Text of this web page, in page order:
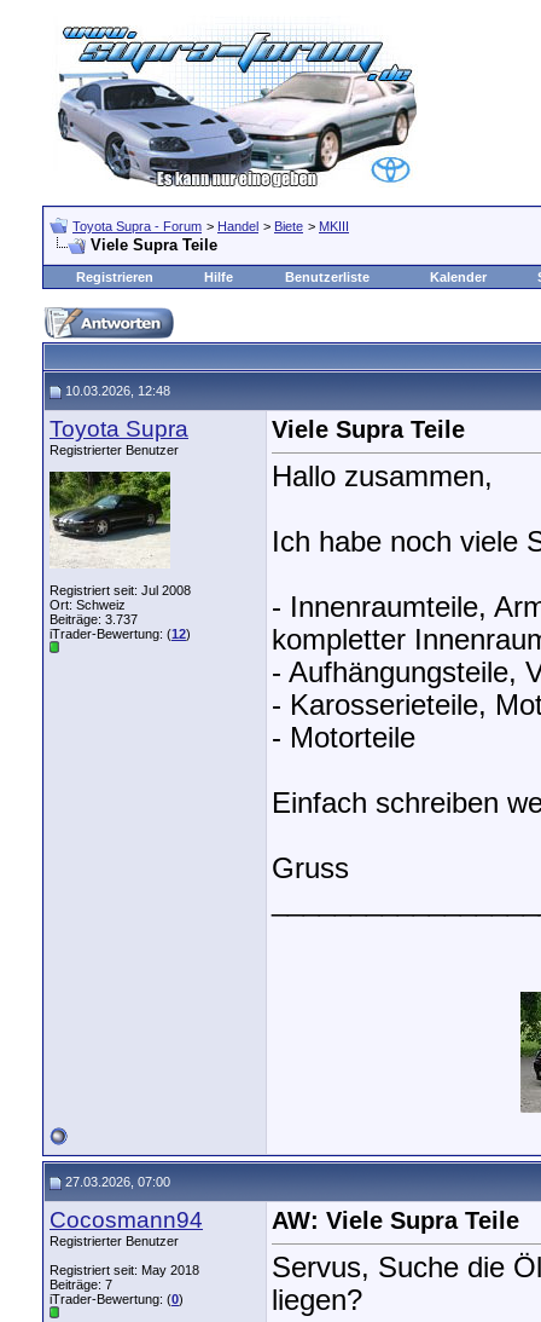
Toyota Supra - Forum > Handel > Biete > MKIII
Viele Supra Teile
Registrieren Hilfe Benutzerliste Kalender
10.03.2026, 12:48
Toyota Supra
Registrierter Benutzer
Registriert seit: Jul 2008
Ort: Schweiz
Beiträge: 3.737
iTrader-Bewertung: (12)
Viele Supra Teile
Hallo zusammen,
Ich habe noch viele
- Innenraumteile,
kompletter
- Aufhängungsteile,
- Karosserieteile,
- Motorteile
Einfach schreiben
Gruss
27.03.2026, 07:00
Cocosmann94
Registrierter Benutzer
Registriert seit: May 2018
Beiträge: 7
iTrader-Bewertung: (0)
AW: Viele Supra Teile
Servus, Suche die
liegen?